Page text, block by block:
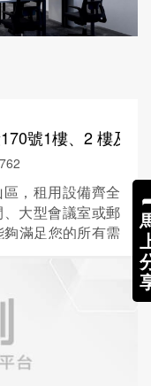
號1樓、2 樓及
，租用設備齊全
大型會議室或郵
滿足您的所有需
、國泰銀行、華
了具備金融專業
的交通有多方便